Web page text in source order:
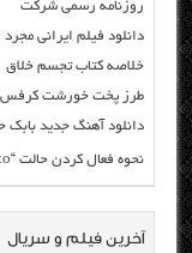
روزنامه رسمی شرکت
دانلود فیلم ایرانی مجرد ۴۰ ساله ۱۳۹۲ با لینک مستقیم
خلاصه کتاب تجسم خلاق
طرز پخت خورشت کرفس
دانلود آهنگ جدید بابک
نحوه فعال کردن حالت “incognito” در مرورگر(Safari (Desktop
آخرین فیلم و سریال